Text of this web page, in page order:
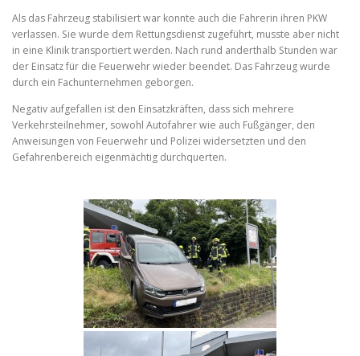
Als das Fahrzeug stabilisiert war konnte auch die Fahrerin ihren PKW
verlassen. Sie wurde dem Rettungsdienst zugeführt, musste aber nicht
in eine Klinik transportiert werden. Nach rund anderthalb Stunden war
der Einsatz für die Feuerwehr wieder beendet. Das Fahrzeug wurde
durch ein Fachunternehmen geborgen.
Negativ aufgefallen ist den Einsatzkräften, dass sich mehrere
Verkehrsteilnehmer, sowohl Autofahrer wie auch Fußgänger, den
Anweisungen von Feuerwehr und Polizei widersetzten und den
Gefahrenbereich eigenmächtig durchquerten.